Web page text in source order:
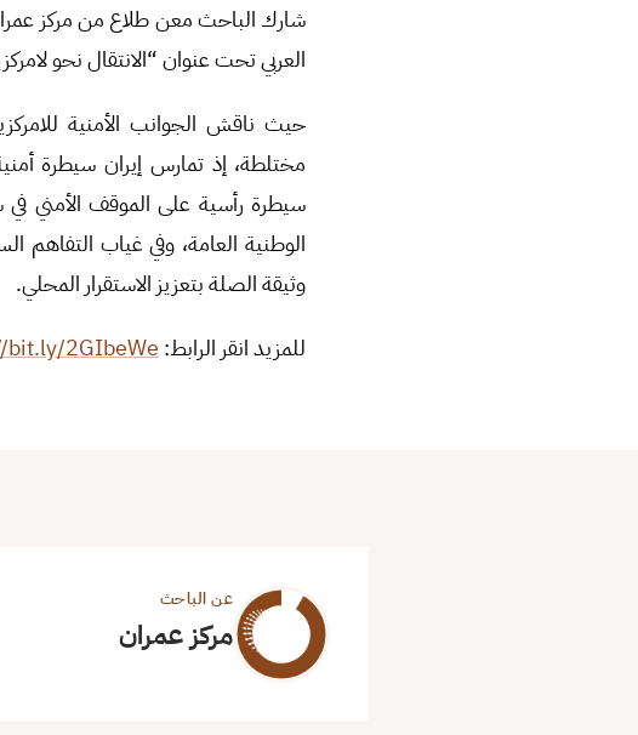
العربي تحت عنوان “الانتقال نحو
حيث ناقش الجوانب الأمنية
مختلطة، إذ تمارس إيران سيطرة
سيطرة رأسية على الموقف الأمني في
الوطنية العامة، وفي غياب التفاهم
وثيقة الصلة بتعزيز الاستقرار المحلي.
للمزيد انقر الرابط: bit.ly/2GIbeWe
عن الباحث
مركز عمران